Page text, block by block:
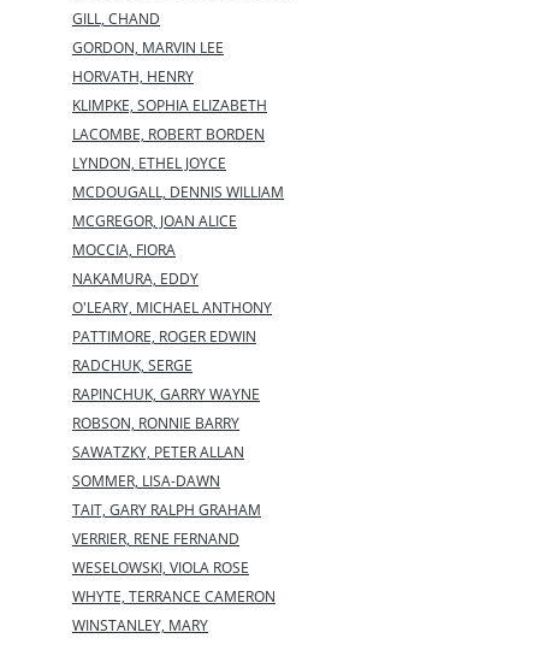
GILL, CHAND
GORDON, MARVIN LEE
HORVATH, HENRY
KLIMPKE, SOPHIA ELIZABETH
LACOMBE, ROBERT BORDEN
LYNDON, ETHEL JOYCE
MCDOUGALL, DENNIS WILLIAM
MCGREGOR, JOAN ALICE
MOCCIA, FlORA
NAKAMURA, EDDY
O'LEARY, MICHAEL ANTHONY
PATTIMORE, ROGER EDWIN
RADCHUK, SERGE
RAPINCHUK, GARRY WAYNE
ROBSON, RONNIE BARRY
SAWATZKY, PETER ALLAN
SOMMER, LISA-DAWN
TAIT, GARY RALPH GRAHAM
VERRIER, RENE FERNAND
WESELOWSKI, VIOLA ROSE
WHYTE, TERRANCE CAMERON
WINSTANLEY, MARY